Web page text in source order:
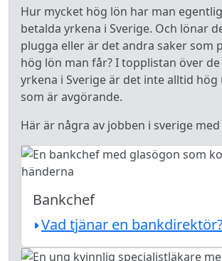
Hur mycket hög lön har man
betalda yrkena i Sverige. Och lönar
plugga eller är det andra saker som
hög lön man får? I topplistan över
yrkena i Sverige är det inte alltid
som är avgörande.
Här är några av jobben i sverige
Bankchef
Vad tjänar en